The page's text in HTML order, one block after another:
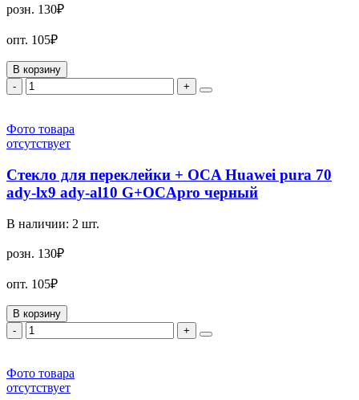
розн. 130₽
опт. 105₽
В корзину
-
+
Фото товара
отсутствует
Стекло для переклейки + OCA Huawei pura 70
ady-lx9 ady-al10 G+OCApro черный
В наличии: 2 шт.
розн. 130₽
опт. 105₽
В корзину
-
+
Фото товара
отсутствует